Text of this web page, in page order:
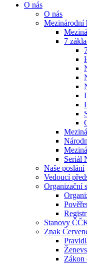
O nás
O nás
Mezinárodní
7
Seriál
Naše poslání
Vedoucí
Organizační
Stanovy
Znak
Zákon